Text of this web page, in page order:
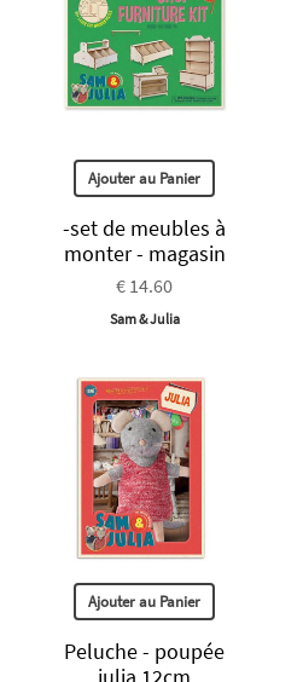
Ajouter au Panier
-set de meubles à
monter - magasin
€ 14.60
Sam & Julia
Ajouter au Panier
Peluche - poupée
julia 12cm